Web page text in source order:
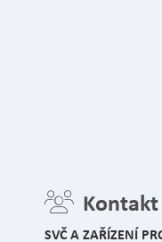
Kontakt
SVČ A ZAŘÍZENÍ